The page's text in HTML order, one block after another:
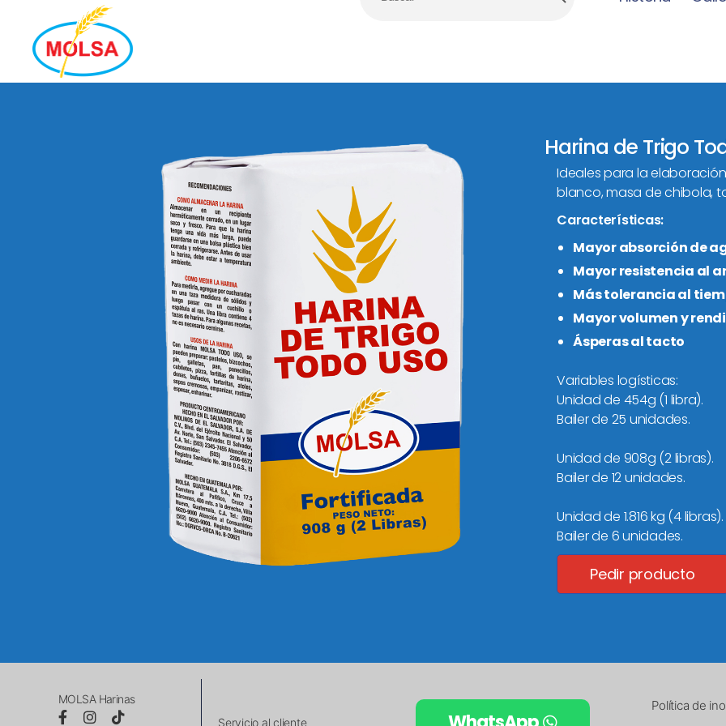
MOLSA
Harina de Trigo
Ideales para la
blanco, masa de chibola,
Características:
Mayor absorción de
Mayor resistencia al
Más tolerancia al
Mayor volumen y
Ásperas al tacto
Variables logísticas:
Unidad de 454g (1 libra).
Bailer de 25 unidades.
Unidad de 908g (2 libras).
Bailer de 12 unidades.
Unidad de 1.816 kg (4 libras).
Bailer de 6 unidades.
Pedir producto
MOLSA Harinas
Servicio al cliente
Política de